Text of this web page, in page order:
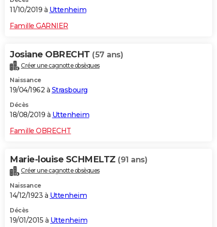
11/10/2019 à Uttenheim
Famille GARNIER
Josiane OBRECHT (57 ans)
Créer une cagnotte obsèques
Naissance
19/04/1962 à Strasbourg
Décès
18/08/2019 à Uttenheim
Famille OBRECHT
Marie-louise SCHMELTZ (91 ans)
Créer une cagnotte obsèques
Naissance
14/12/1923 à Uttenheim
Décès
19/01/2015 à Uttenheim